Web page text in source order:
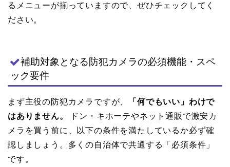
るメニューが揃っていますので、ぜひチェックしてく
ださい。
補助対象となる防犯カメラの必須機能・スペ
ック要件
まず主役の防犯カメラですが、
「何でもいい」わけで
はありません。
ドン・キホーテやネット通販で激安カ
メラを買う前に、以下の条件を満たしているか必ず確
認しましょう。多くの自治体で共通する「必須条件」
です。